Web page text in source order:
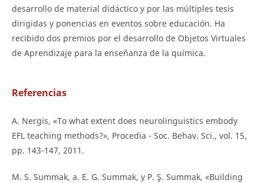
desarrollo de material didáctico y por las múltiples tesis
dirigidas y ponencias en eventos sobre educación. Ha
recibido dos premios por el desarrollo de Objetos Virtuales
de Aprendizaje para la enseñanza de la química.
Referencias
A. Nergis, «To what extent does neurolinguistics embody
EFL teaching methods?», Procedia - Soc. Behav. Sci., vol. 15,
pp. 143-147, 2011.
M. S. Summak, a. E. G. Summak, y P. Ş. Summak, «Building